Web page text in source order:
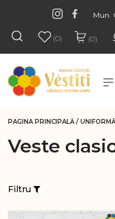
Mun.
(0) (0)
PAGINA PRINCIPALĂ /
Veste
Filtru